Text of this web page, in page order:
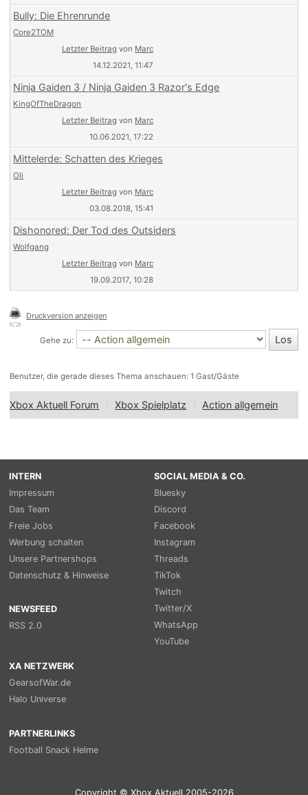
Bully: Die Ehrenrunde
Core2TOM
Letzter Beitrag von Marc
14.12.2021, 11:47
Ninja Gaiden 3 / Ninja Gaiden 3 Razor's Edge
KingOfTheDragon
Letzter Beitrag von Marc
10.06.2021, 17:22
Mittelerde: Schatten des Krieges
Oli
Letzter Beitrag von Marc
03.08.2018, 15:41
Dishonored: Der Tod des Outsiders
Wolfgang
Letzter Beitrag von Marc
19.09.2017, 10:28
Druckversion anzeigen
Gehe zu:
Benutzer, die gerade dieses Thema anschauen: 1 Gast/Gäste
Xbox Aktuell Forum Xbox Spielplatz Action allgemein
INTERN
Impressum
Das Team
Freie Jobs
Werbung schalten
Unsere Partnershops
Datenschutz & Hinweise
NEWSFEED
RSS 2.0
SOCIAL MEDIA & CO.
Bluesky
Discord
Facebook
Instagram
Threads
TikTok
Twitch
Twitter/X
WhatsApp
YouTube
XA NETZWERK
GearsofWar.de
Halo Universe
PARTNERLINKS
Football Snack Helme
Copyright © Xbox Aktuell 2005-2026